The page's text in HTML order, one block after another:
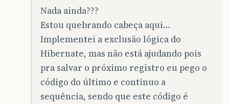
Nada ainda???
Estou quebrando cabeça aqui…
Implementei a exclusão lógica do
Hibernate, mas não está ajudando pois
pra salvar o próximo registro eu pego o
código do último e continuo a
sequência, sendo que este código é